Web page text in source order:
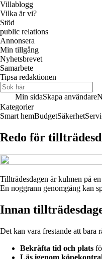
Villablogg
Vilka är vi?
Stöd
public relations
Annonsera
Min tillgång
Nyhetsbrevet
Samarbete
Tipsa redaktionen
Min sidaSkapa användare
Kategorier
Smart hemBudgetSäkerhet
Redo för
Tillträdesdagen är kulmen på
En noggrann genomgång kan
Innan
Det kan vara frestande att bara
Bekräfta tid och plats
Läs igenom